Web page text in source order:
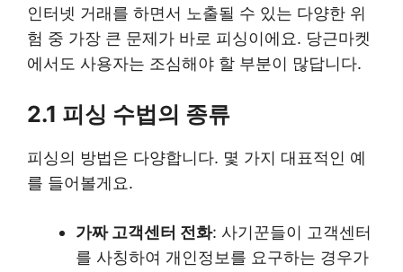
인터넷 거래를 하면서 노출될 수 있는 다양한 위
험 중 가장 큰 문제가 바로 피싱이에요. 당근마켓
에서도 사용자는 조심해야 할 부분이 많답니다.
2.1 피싱 수법의 종류
피싱의 방법은 다양합니다. 몇 가지 대표적인 예
를 들어볼게요.
가짜 고객센터 전화: 사기꾼들이 고객센터
를 사칭하여 개인정보를 요구하는 경우가